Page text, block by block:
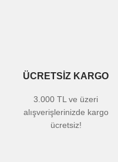
ÜCRETSİZ KARGO
3.000 TL ve üzeri
alışverişlerinizde kargo
ücretsiz!